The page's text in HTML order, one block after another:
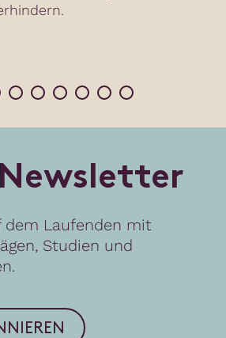
Newsletter
dem Laufenden mit
Studien und